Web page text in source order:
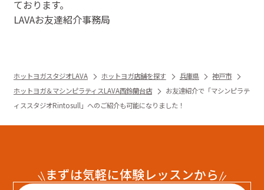
ております。
LAVAお友達紹介事務局
ホットヨガスタジオLAVA ホットヨガ店舗を探す 兵庫県
神戸市
ホットヨガ＆マシンピラティスLAVA西鈴蘭台店
お友達紹介で「マシンピラテ
ィススタジオRintosull」へのご紹介も可能になりました！
まずは気軽に体験レッスンから